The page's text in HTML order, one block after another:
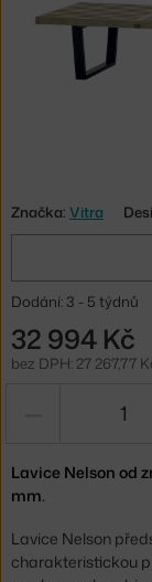
Značka: Vitra
Dodání: 3 - 5 týdnů
32 994 Kč
bez DPH: 27 267,77
Lavice Nelson od
mm.
Lavice Nelson
charakteristickou